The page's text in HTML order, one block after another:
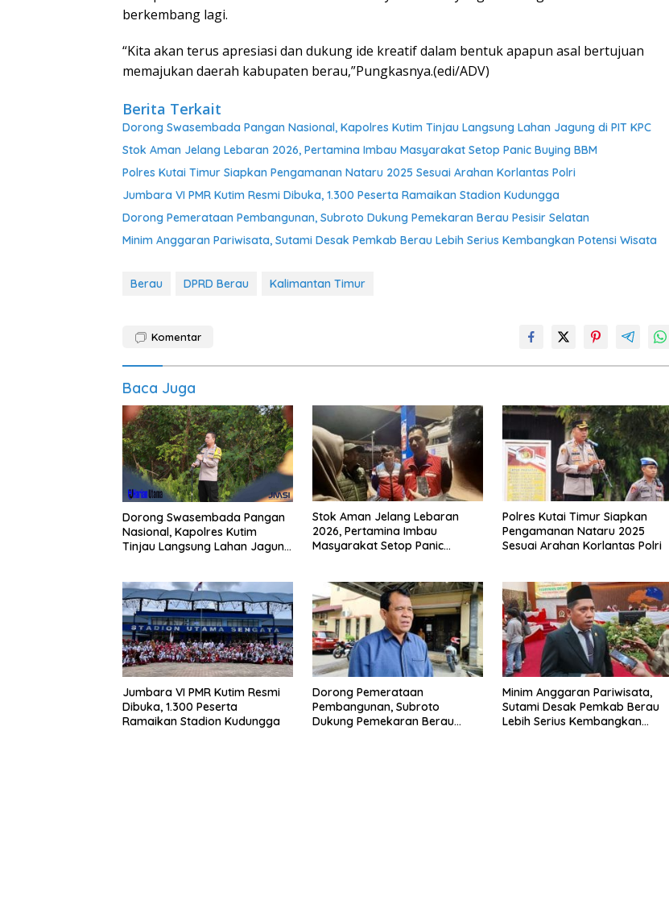
berkembang lagi.
“Kita akan terus apresiasi dan dukung ide kreatif dalam bentuk apapun asal bertujuan
memajukan daerah kabupaten berau,”Pungkasnya.(edi/ADV)
Berita Terkait
Dorong Swasembada Pangan Nasional, Kapolres Kutim Tinjau Langsung Lahan Jagung di PIT KPC
Stok Aman Jelang Lebaran 2026, Pertamina Imbau Masyarakat Setop Panic Buying BBM
Polres Kutai Timur Siapkan Pengamanan Nataru 2025 Sesuai Arahan Korlantas Polri
Jumbara VI PMR Kutim Resmi Dibuka, 1.300 Peserta Ramaikan Stadion Kudungga
Dorong Pemerataan Pembangunan, Subroto Dukung Pemekaran Berau Pesisir Selatan
Minim Anggaran Pariwisata, Sutami Desak Pemkab Berau Lebih Serius Kembangkan Potensi Wisata
Berau DPRD Berau Kalimantan Timur
Komentar
Baca Juga
Dorong Swasembada Pangan
Nasional, Kapolres Kutim
Tinjau Langsung Lahan Jagung
Stok Aman Jelang Lebaran
2026, Pertamina Imbau
Masyarakat Setop Panic
Polres Kutai Timur Siapkan
Pengamanan Nataru 2025
Sesuai Arahan Korlantas Polri
Jumbara VI PMR Kutim Resmi
Dibuka, 1.300 Peserta
Ramaikan Stadion Kudungga
Dorong Pemerataan
Pembangunan, Subroto
Dukung Pemekaran Berau
Minim Anggaran Pariwisata,
Sutami Desak Pemkab Berau
Lebih Serius Kembangkan